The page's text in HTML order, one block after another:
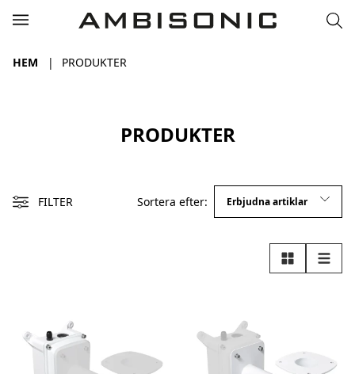
HEM PRODUKTER
PRODUKTER
FILTER Sortera efter:
RutnätLista